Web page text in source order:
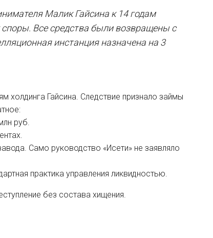
Малик Гайсина к 14 годам
Все средства были возвращены с
инстанция назначена на 3
холдинга Гайсина. Следствие признало займы
руб.
Само руководство «Исети» не заявляло
практика управления ликвидностью.
без состава хищения.